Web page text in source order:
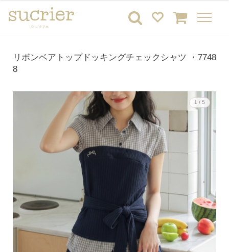
リボンベアトップドッキングチェックシャツ ・7748
8
1 / 5